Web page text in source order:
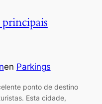
en Parkings
ponto de destino
Esta cidade,